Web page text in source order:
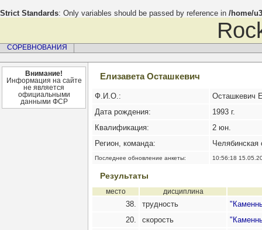
Strict Standards: Only variables should be passed by reference in /home/
СОРЕВНОВАНИЯ
Внимание!
Информация на сайте
не является
официальными
данными ФСР
Елизавета Осташкевич
Ф.И.О.:
Осташкевич
Дата рождения:
1993 г.
Квалификация:
2 юн.
Регион, команда:
Челябинская
Последнее обновление анкеты: 10:56:18
Результаты
место дисциплина
38. трудность
20.
скорость